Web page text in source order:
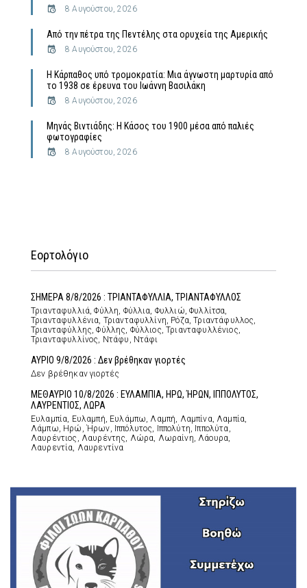
8 Αυγούστου, 2026
Από την πέτρα της Πεντέλης στα ορυχεία της Αμερικής
8 Αυγούστου, 2026
Η Κάρπαθος υπό τρομοκρατία: Μια άγνωστη μαρτυρία από
το 1938 σε έρευνα του Ιωάννη Βασιλάκη
8 Αυγούστου, 2026
Μηνάς Βιντιάδης: Η Κάσος του 1900 μέσα από παλιές
φωτογραφίες
8 Αυγούστου, 2026
Εορτολόγιο
ΣΗΜΕΡΑ 8/8/2026 : ΤΡΙΑΝΤΑΦΥΛΛΙΑ, ΤΡΙΑΝΤΑΦΥΛΛΟΣ
Τριανταφυλλιά, Φύλλη, Φύλλια, Φυλλιώ, Φυλλίτσα,
Τριανταφυλλένια, Τριανταφυλλίνη, Ρόζα, Τριαντάφυλλος,
Τριανταφύλλης, Φύλλης, Φύλλιος, Τριανταφυλλένιος,
Τριανταφυλλίνος, Ντάφυ, Ντάφι
ΑΥΡΙΟ 9/8/2026 : Δεν βρέθηκαν γιορτές
Δεν βρέθηκαν γιορτές
ΜΕΘΑΥΡΙΟ 10/8/2026 : ΕΥΛΑΜΠΙΑ, ΗΡΩ, ΉΡΩΝ, ΙΠΠΟΛΥΤΟΣ,
ΛΑΥΡΕΝΤΙΟΣ, ΛΩΡΑ
Ευλαμπία, Ευλαμπή, Ευλάμπω, Λαμπή, Λαμπίνα, Λαμπία,
Λάμπω, Ηρώ, Ήρων, Ιππόλυτος, Ιππολύτη, Ιππολύτα,
Λαυρέντιος, Λαυρέντης, Λώρα, Λωραίνη, Λάουρα,
Λαυρεντία, Λαυρεντίνα